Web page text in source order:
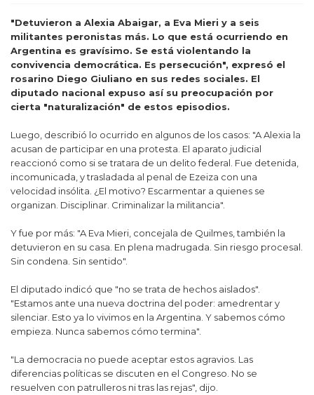
"Detuvieron a Alexia Abaigar, a Eva Mieri y a seis
militantes peronistas más. Lo que está ocurriendo en
Argentina es gravísimo. Se está violentando la
convivencia democrática. Es persecución", expresó el
rosarino Diego Giuliano en sus redes sociales. El
diputado nacional expuso así su preocupación por
cierta "naturalización" de estos episodios.
Luego, describió lo ocurrido en algunos de los casos: "A Alexia la
acusan de participar en una protesta. El aparato judicial
reaccionó como si se tratara de un delito federal. Fue detenida,
incomunicada, y trasladada al penal de Ezeiza con una
velocidad insólita. ¿El motivo? Escarmentar a quienes se
organizan. Disciplinar. Criminalizar la militancia".
Y fue por más: "A Eva Mieri, concejala de Quilmes, también la
detuvieron en su casa. En plena madrugada. Sin riesgo procesal.
Sin condena. Sin sentido".
El diputado indicó que "no se trata de hechos aislados".
"Estamos ante una nueva doctrina del poder: amedrentar y
silenciar. Esto ya lo vivimos en la Argentina. Y sabemos cómo
empieza. Nunca sabemos cómo termina".
"La democracia no puede aceptar estos agravios. Las
diferencias políticas se discuten en el Congreso. No se
resuelven con patrulleros ni tras las rejas", dijo.